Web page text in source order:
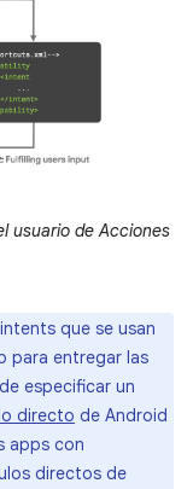
usuario de Acciones
que se usan
para entregar las
especificar un
directo de Android
apps con
directos de